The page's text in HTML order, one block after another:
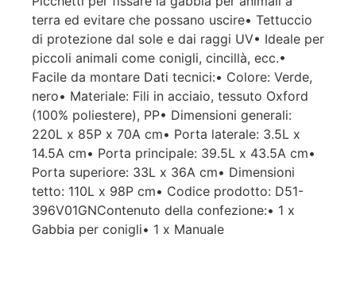
terra ed evitare che possano uscire• Tettuccio
di protezione dal sole e dai raggi UV• Ideale per
piccoli animali come conigli, cincillà, ecc.•
Facile da montare Dati tecnici:• Colore: Verde,
nero• Materiale: Fili in acciaio, tessuto Oxford
(100% poliestere), PP• Dimensioni generali:
220L x 85P x 70A cm• Porta laterale: 3.5L x
14.5A cm• Porta principale: 39.5L x 43.5A cm•
Porta superiore: 33L x 36A cm• Dimensioni
tetto: 110L x 98P cm• Codice prodotto: D51-
396V01GNContenuto della confezione:• 1 x
Gabbia per conigli• 1 x Manuale